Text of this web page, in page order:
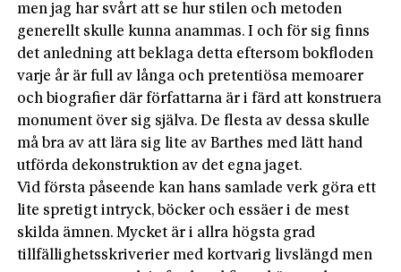
men jag har svårt att se hur stilen och metoden
generellt skulle kunna anammas. I och för sig finns
det anledning att beklaga detta eftersom bokfloden
varje år är full av långa och pretentiösa memoarer
och biografier där författarna är i färd att konstruera
monument över sig själva. De flesta av dessa skulle
må bra av att lära sig lite av Barthes med lätt hand
utförda dekonstruktion av det egna jaget.
Vid första påseende kan hans samlade verk göra ett
lite spretigt intryck, böcker och essäer i de mest
skilda ämnen. Mycket är i allra högsta grad
tillfällighetsskriverier med kortvarig livslängd men